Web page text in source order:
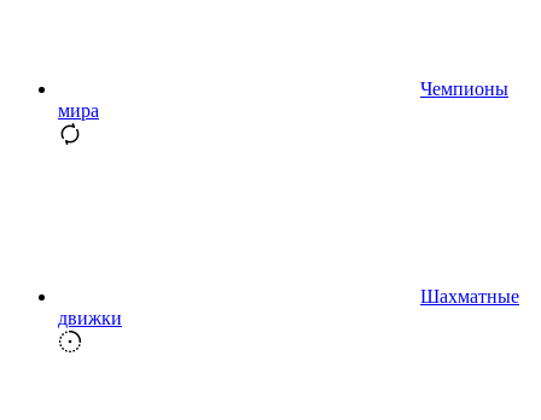
Чемпионы
мира
Шахматные
движки